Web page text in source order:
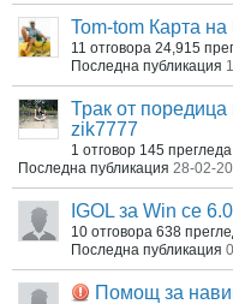
Tom-tom Карта
11 отговора 24,915
Последна публикация
Трак от поредица
zik7777
1 отговор 145 прегледа
Последна публикация 28-02-
IGOL за Win ce 6.0
10 отговора 638
Последна публикация
Помощ за